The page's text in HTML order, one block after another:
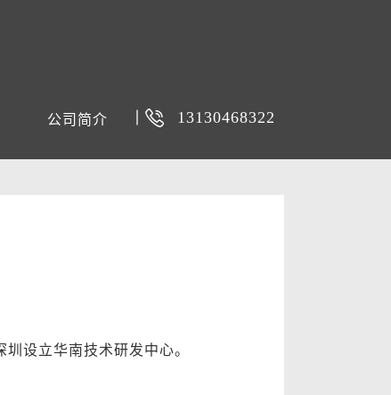
公司简介 13130468322
设立华南技术研发中心。